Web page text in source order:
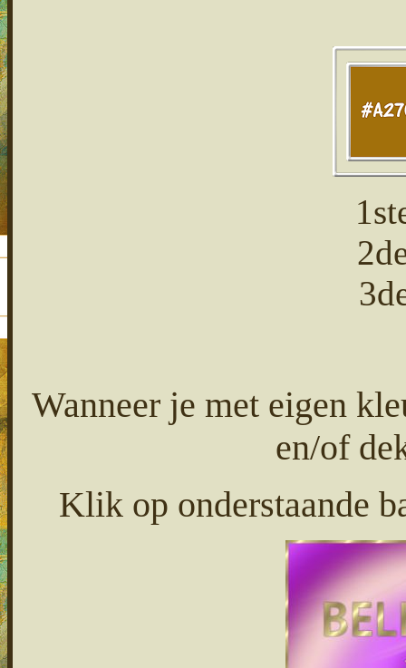
Wanneer je met eigen
en/of
Klik op onderstaande